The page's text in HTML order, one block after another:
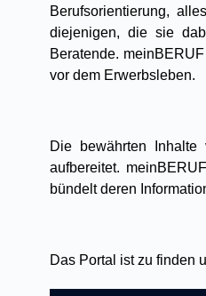
Berufsorientierung,
diejenigen, die sie
Beratende.
vor dem Erwerbsleben.
Die bewährten
aufbereitet.
bündelt deren
Das Portal ist zu finden